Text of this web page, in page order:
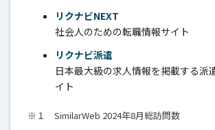
リクナビNEXT
社会人のための転職情報サイト
リクナビ派遣
日本最大級の求人情報を掲載する派
イト
※１ SimilarWeb 2024年8月総訪問数